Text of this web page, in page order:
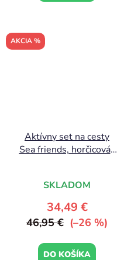
AKCIA %
Aktívny set na cesty
Sea friends, horčicová |
SKLADOM
34,49 €
46,95 € (–26 %)
DO KOŠÍKA